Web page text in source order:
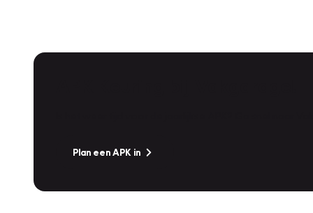
Plan een APK in